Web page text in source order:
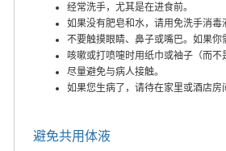
经常洗手，尤其是在进食前。
如果没有肥皂和水，请用免洗手消
不要触摸眼睛、鼻子或嘴巴。如果
咳嗽或打喷嚏时用纸巾或袖子（而不
尽量避免与病人接触。
如果您生病了，请待在家里或酒店房
避免共用体液